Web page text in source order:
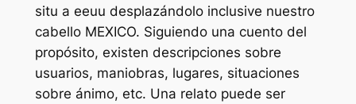
situ a eeuu desplazándolo inclusive nuestro
cabello MEXICO. Siguiendo una cuento del
propósito, existen descripciones sobre
usuarios, maniobras, lugares, situaciones
sobre ánimo, etc. Una relato puede ser